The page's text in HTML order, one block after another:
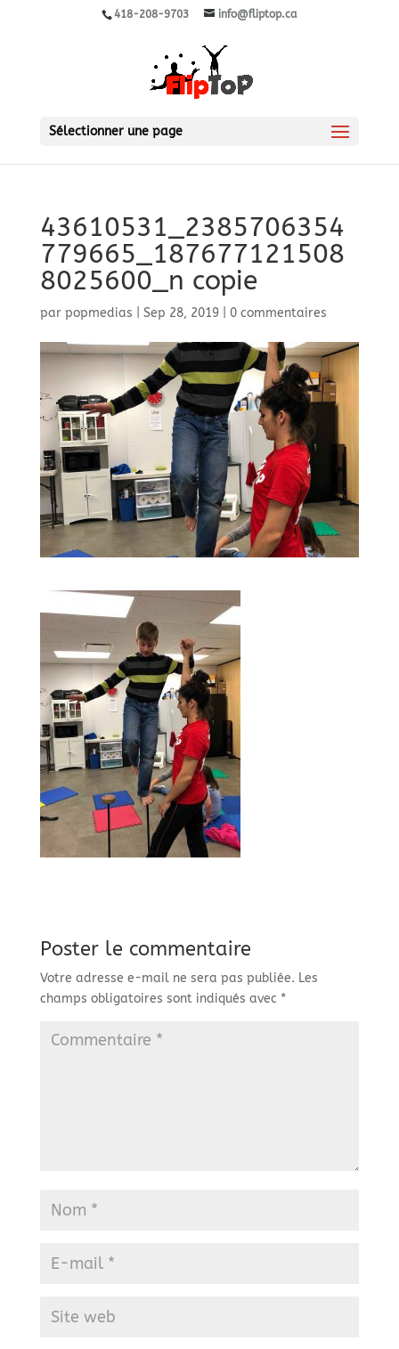
418-208-9703 info@fliptop.ca
Sélectionner une page
43610531_2385706354
779665_187677121508
8025600_n copie
par popmedias Sep 28, 2019| 0 commentaires
Poster le commentaire
Votre adresse e-mail ne sera pas publiée. Les
champs obligatoires sont indiqués avec *